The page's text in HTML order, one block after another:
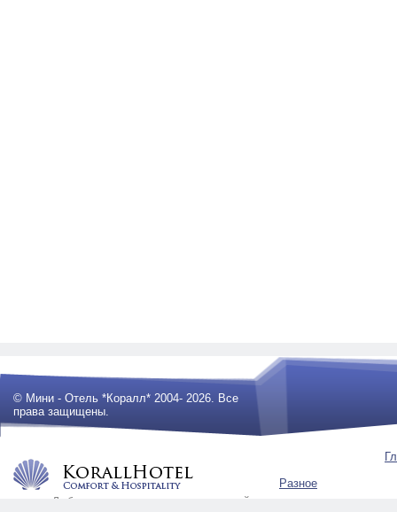
© Мини - Отель *Коралл* 2004- 2026. Все
права защищены.
Любое использование материалов сайта
Разное